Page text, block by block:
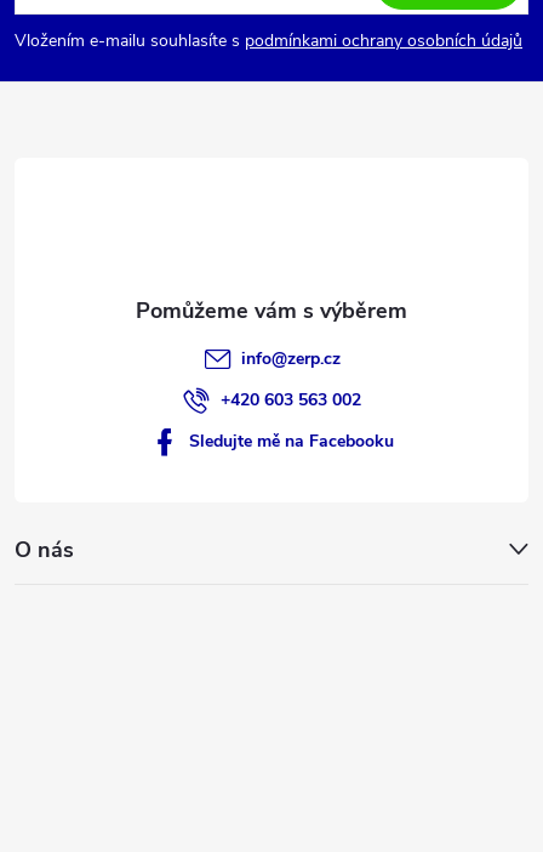
u
p
a
Vložením e-mailu souhlasíte s podmínkami ochrany osobních údajů
info@zerp.cz
+420 603 563 002
Sledujte mě na Facebooku
O nás